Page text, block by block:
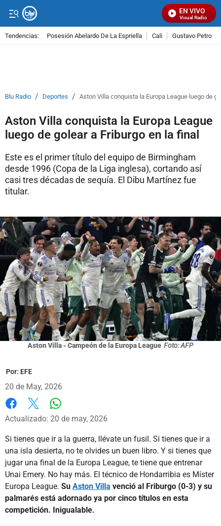
EN VIVO
Señal Visual Radio
Tendencias: Posesión Abelardo De La Espriella Cali Gustavo Petro
Blu Radio / Deportes / Aston Villa conquista la Europa League luego de
Aston Villa conquista la Europa League
luego de golear a Friburgo en la final
Este es el primer título del equipo de Birmingham
desde 1996 (Copa de la Liga inglesa), cortando así
casi tres décadas de sequía. El Dibu Martínez fue
titular.
Aston Villa - Campeón de la Europa League Foto: AFP
Por: EFE
20 de May, 2026
Facebook
X
Actualizado: 20 de may, 2026
Si tienes que ir a la guerra, llévate un fusil. Si tienes que ir a
una isla desierta, no te olvides un buen libro. Y si tienes que
jugar una final de la Europa League, te tiene que entrenar
Unai Emery. No hay más. El técnico de Hondarribia es Míster
Europa League. Su Aston Villa venció al Friburgo (0-3) y su
palmarés está adornado ya por cinco títulos en esta
competición. Inigualable.